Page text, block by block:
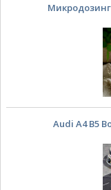
Audi A4 B5